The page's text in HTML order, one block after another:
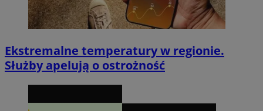
Ekstremalne temperatury w regionie.
Służby apelują o ostrożność